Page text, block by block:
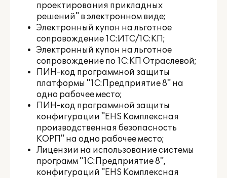
проектирования прикладных
решений" в электронном виде;
Электронный купон на льготное
сопровождение 1С:ИТС/1С:КП;
Электронный купон на льготное
сопровождение по 1С:КП Отраслевой;
ПИН-код программной защиты
платформы "1С:Предприятие 8" на
одно рабочее место;
ПИН-код программной защиты
конфигурации "EHS Комплексная
производственная безопасность
КОРП" на одно рабочее место;
Лицензии на использование системы
программ "1С:Предприятие 8",
конфигураций "EHS Комплексная